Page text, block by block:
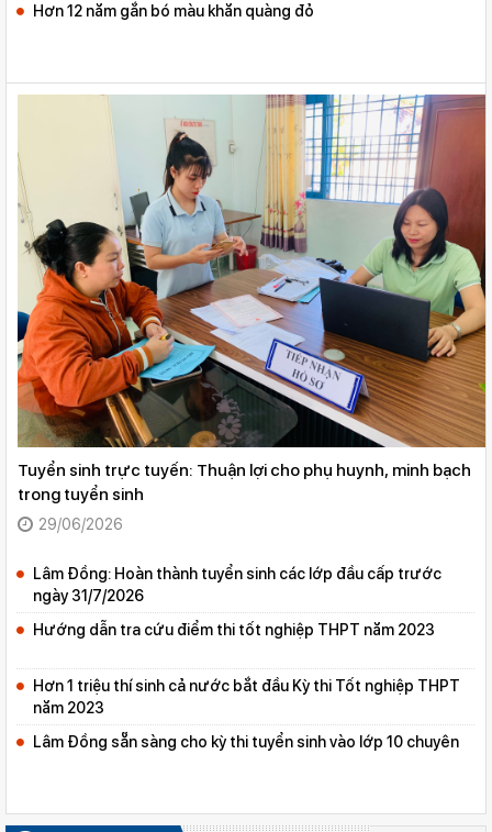
Hơn 12 năm gắn bó màu khăn quàng đỏ
Tuyển sinh trực tuyến: Thuận lợi cho phụ huynh, minh bạch
trong tuyển sinh
29/06/2026
Lâm Đồng: Hoàn thành tuyển sinh các lớp đầu cấp trước
ngày 31/7/2026
Hướng dẫn tra cứu điểm thi tốt nghiệp THPT năm 2023
Hơn 1 triệu thí sinh cả nước bắt đầu Kỳ thi Tốt nghiệp THPT
năm 2023
Lâm Đồng sẵn sàng cho kỳ thi tuyển sinh vào lớp 10 chuyên